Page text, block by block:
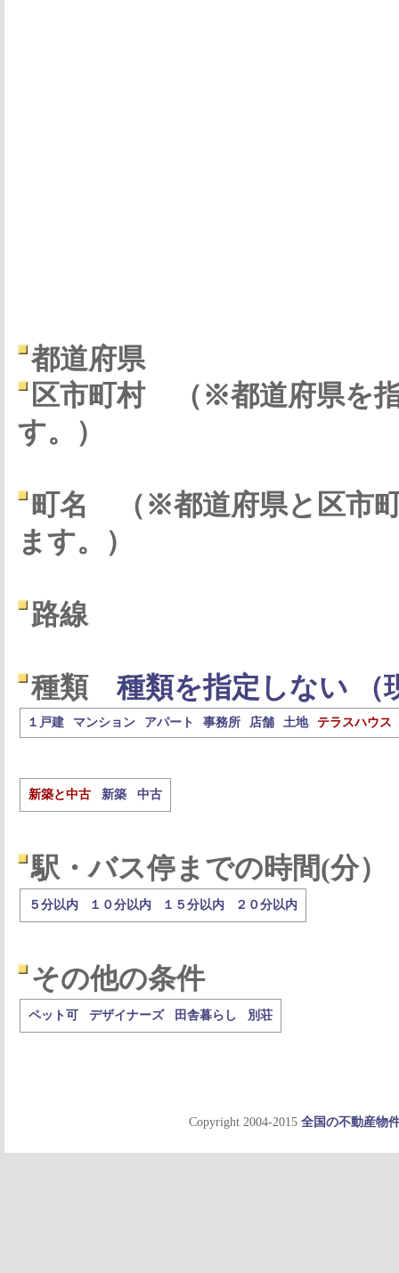
都道府県
区市町村
（※都道府県を
す。）
町名
（※都道府県と区市
ます。）
路線
種類 種類を指定しない （
１戸建 マンション アパート 事務所 店舗 土地 テラスハウス
新築と中古 新築 中古
駅・バス停までの時間(分）
５分以内 １０分以内 １５分以内 ２０分以内
その他の条件
ペット可 デザイナーズ 田舎暮らし 別荘
Copyright 2004-2015 全国の不動産物